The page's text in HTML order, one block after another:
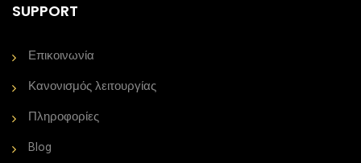
SUPPORT
Επικοινωνία
Κανονισμός λειτουργίας
Πληροφορίες
Blog